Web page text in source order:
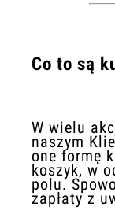
Co to są
W wielu
naszym
one formę
koszyk, w
polu.
zapłaty z